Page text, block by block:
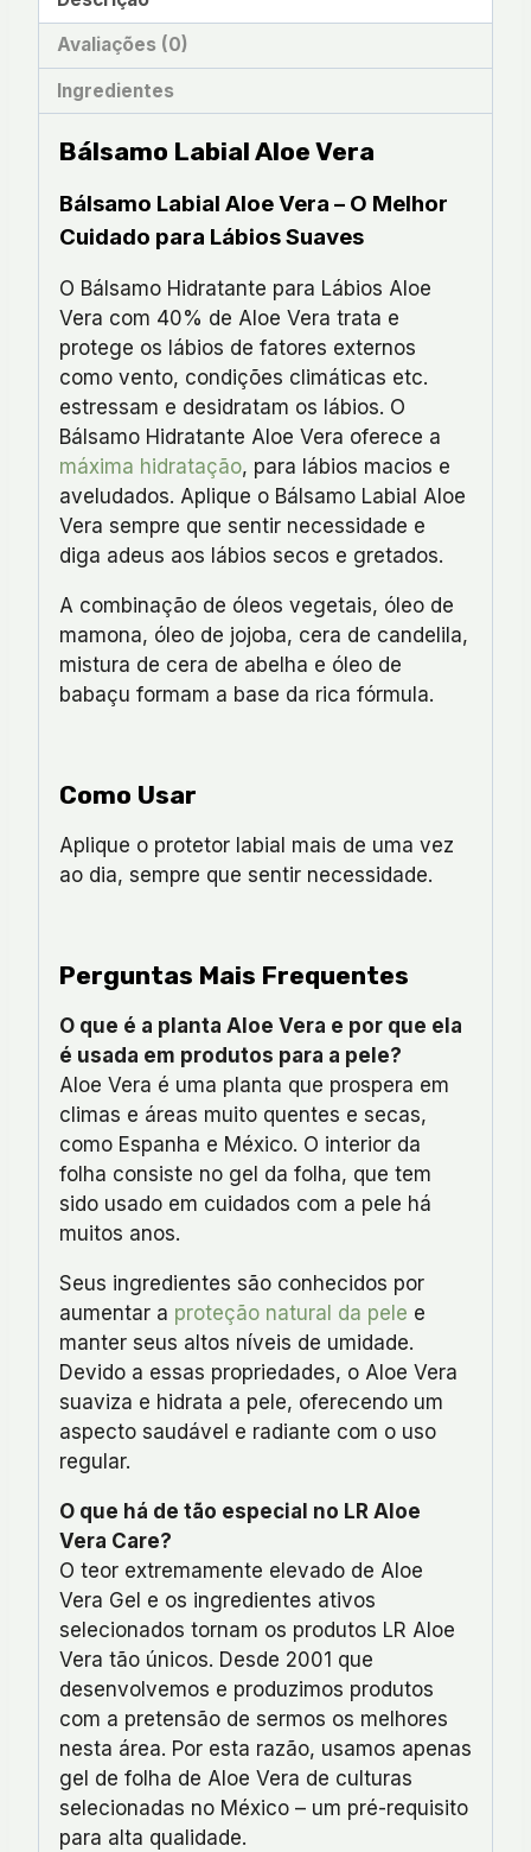
Avaliações (0)
Ingredientes
Bálsamo Labial Aloe Vera
Bálsamo Labial Aloe Vera – O Melhor
Cuidado para Lábios Suaves
O Bálsamo Hidratante para Lábios Aloe
Vera com 40% de Aloe Vera trata e
protege os lábios de fatores externos
como vento, condições climáticas etc.
estressam e desidratam os lábios. O
Bálsamo Hidratante Aloe Vera oferece a
máxima hidratação, para lábios macios e
aveludados. Aplique o Bálsamo Labial Aloe
Vera sempre que sentir necessidade e
diga adeus aos lábios secos e gretados.
A combinação de óleos vegetais, óleo de
mamona, óleo de jojoba, cera de candelila,
mistura de cera de abelha e óleo de
babaçu formam a base da rica fórmula.
Como Usar
Aplique o protetor labial mais de uma vez
ao dia, sempre que sentir necessidade.
Perguntas Mais Frequentes
O que é a planta Aloe Vera e por que ela
é usada em produtos para a pele?
Aloe Vera é uma planta que prospera em
climas e áreas muito quentes e secas,
como Espanha e México. O interior da
folha consiste no gel da folha, que tem
sido usado em cuidados com a pele há
muitos anos.
Seus ingredientes são conhecidos por
aumentar a proteção natural da pele e
manter seus altos níveis de umidade.
Devido a essas propriedades, o Aloe Vera
suaviza e hidrata a pele, oferecendo um
aspecto saudável e radiante com o uso
regular.
O que há de tão especial no LR Aloe
Vera Care?
O teor extremamente elevado de Aloe
Vera Gel e os ingredientes ativos
selecionados tornam os produtos LR Aloe
Vera tão únicos. Desde 2001 que
desenvolvemos e produzimos produtos
com a pretensão de sermos os melhores
nesta área. Por esta razão, usamos apenas
gel de folha de Aloe Vera de culturas
selecionadas no México – um pré-requisito
para alta qualidade.